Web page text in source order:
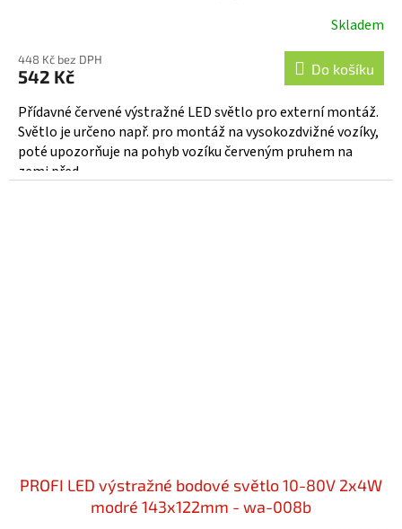
Skladem
448 Kč bez DPH
542 Kč Do košíku
Přídavné červené výstražné LED světlo pro externí montáž.
Světlo je určeno např. pro montáž na vysokozdvižné vozíky,
poté upozorňuje na pohyb vozíku červeným pruhem na
zemi před...
PROFI LED výstražné bodové světlo 10-80V 2x4W
modré 143x122mm - wa-008b